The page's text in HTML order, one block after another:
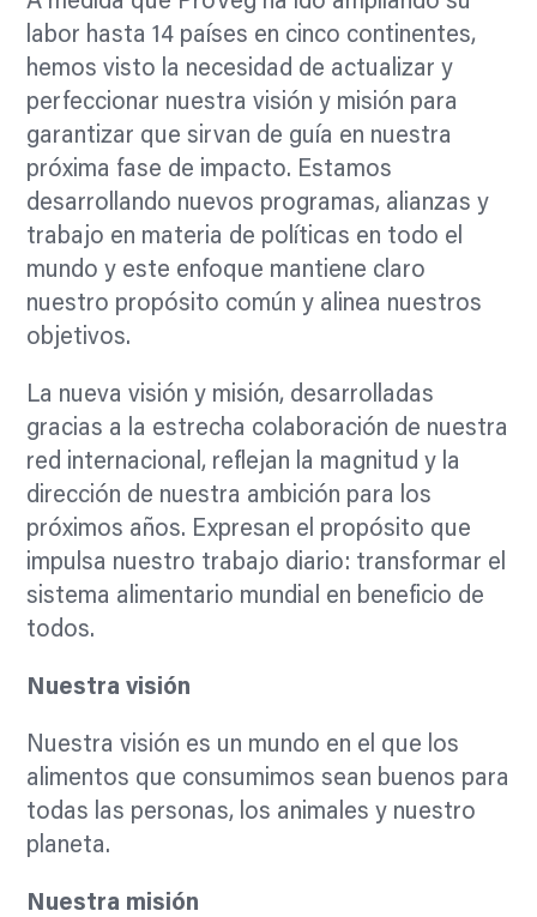
labor hasta 14 países en cinco continentes,
hemos visto la necesidad de actualizar y
perfeccionar nuestra visión y misión para
garantizar que sirvan de guía en nuestra
próxima fase de impacto. Estamos
desarrollando nuevos programas, alianzas y
trabajo en materia de políticas en todo el
mundo y este enfoque mantiene claro
nuestro propósito común y alinea nuestros
objetivos.
La nueva visión y misión, desarrolladas
gracias a la estrecha colaboración de nuestra
red internacional, reflejan la magnitud y la
dirección de nuestra ambición para los
próximos años. Expresan el propósito que
impulsa nuestro trabajo diario: transformar el
sistema alimentario mundial en beneficio de
todos.
Nuestra visión
Nuestra visión es un mundo en el que los
alimentos que consumimos sean buenos para
todas las personas, los animales y nuestro
planeta.
Nuestra misión